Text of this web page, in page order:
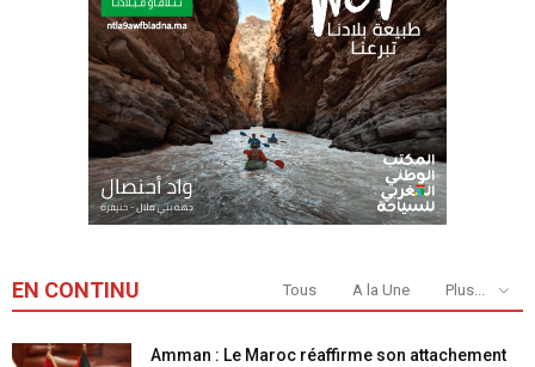
EN CONTINU Tous A la Une Plus...
Amman : Le Maroc réaffirme son attachement